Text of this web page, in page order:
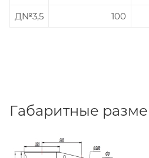
Д№3,5
100
Габаритные